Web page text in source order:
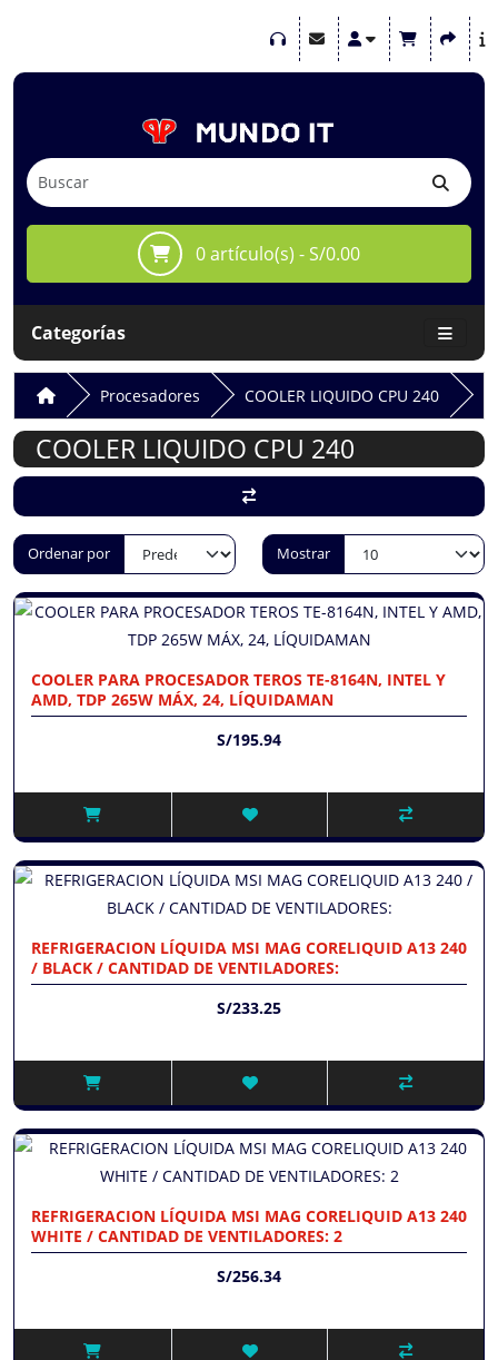
0 artículo(s) - S/0.00
Categorías
Procesadores COOLER LIQUIDO CPU 240
COOLER LIQUIDO CPU 240
Ordenar por Mostrar
COOLER PARA PROCESADOR TEROS TE-8164N, INTEL Y
AMD, TDP 265W MÁX, 24, LÍQUIDAMAN
S/195.94
REFRIGERACION LÍQUIDA MSI MAG CORELIQUID A13 240
/ BLACK / CANTIDAD DE VENTILADORES:
S/233.25
REFRIGERACION LÍQUIDA MSI MAG CORELIQUID A13 240
WHITE / CANTIDAD DE VENTILADORES: 2
S/256.34